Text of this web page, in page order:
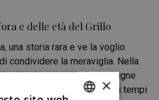
e delle età del Grillo
una storia rara e ve la voglio
condividere la meraviglia. Nella
vive immerso nelle sue vigne
Spadafora segue i tempi
×